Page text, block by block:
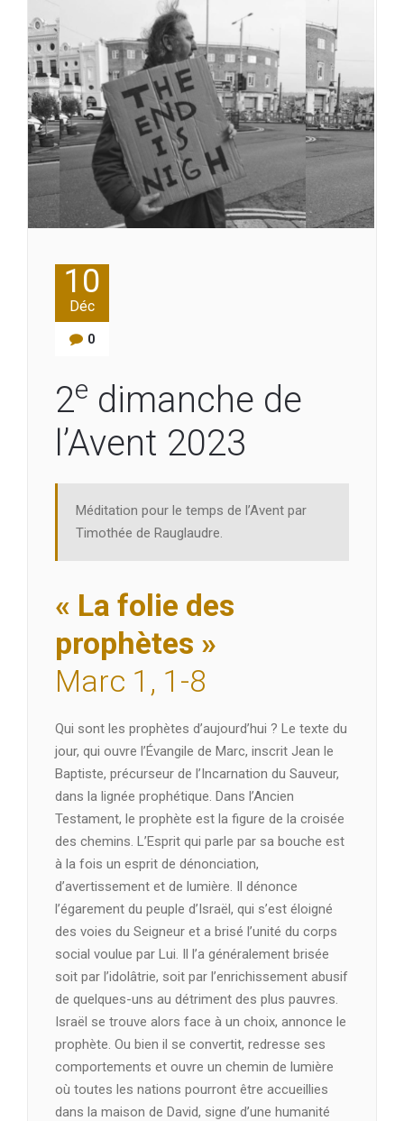
10
Déc
0
2e dimanche de
l’Avent 2023
Méditation pour le temps de l’Avent par
Timothée de Rauglaudre.
« La folie des
prophètes »
Marc 1, 1-8
Qui sont les prophètes d’aujourd’hui ? Le texte du
jour, qui ouvre l’Évangile de Marc, inscrit Jean le
Baptiste, précurseur de l’Incarnation du Sauveur,
dans la lignée prophétique. Dans l’Ancien
Testament, le prophète est la figure de la croisée
des chemins. L’Esprit qui parle par sa bouche est
à la fois un esprit de dénonciation,
d’avertissement et de lumière. Il dénonce
l’égarement du peuple d’Israël, qui s’est éloigné
des voies du Seigneur et a brisé l’unité du corps
social voulue par Lui. Il l’a généralement brisée
soit par l’idolâtrie, soit par l’enrichissement abusif
de quelques-uns au détriment des plus pauvres.
Israël se trouve alors face à un choix, annonce le
prophète. Ou bien il se convertit, redresse ses
comportements et ouvre un chemin de lumière
où toutes les nations pourront être accueillies
dans la maison de David, signe d’une humanité